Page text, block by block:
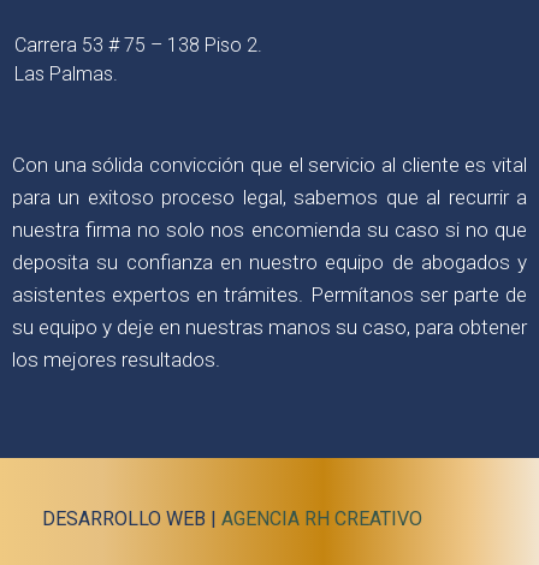
Carrera 53 # 75 – 138 Piso 2.
Las Palmas.
Con una sólida convicción que el servicio al cliente es vital
para un exitoso proceso legal, sabemos que al recurrir a
nuestra firma no solo nos encomienda su caso si no que
deposita su confianza en nuestro equipo de abogados y
asistentes expertos en trámites. Permítanos ser parte de
su equipo y deje en nuestras manos su caso, para obtener
los mejores resultados.
DESARROLLO WEB | AGENCIA RH CREATIVO